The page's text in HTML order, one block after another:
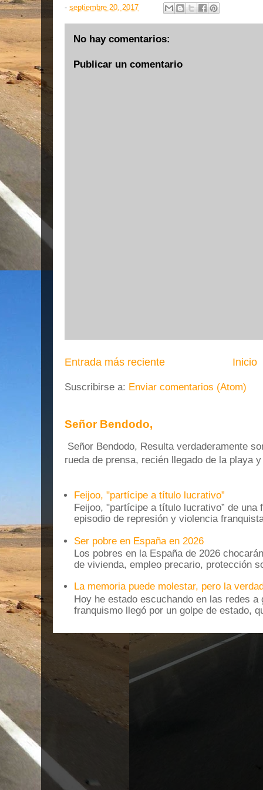
- septiembre 20, 2017
No hay comentarios:
Publicar un comentario
Entrada más reciente Inicio
Suscribirse a: Enviar comentarios (Atom)
Señor Bendodo,
Señor Bendodo, Resulta verdaderamente
rueda de prensa, recién llegado de la playa
Feijoo, "partícipe a título lucrativo”
Feijoo, "partícipe a título lucrativo” de una
episodio de represión y violencia
Ser pobre en España en 2026
Los pobres en la España de 2026
de vivienda, empleo precario, protección
La memoria puede molestar, pero la
Hoy he estado escuchando en las redes a
franquismo llegó por un golpe de estado,